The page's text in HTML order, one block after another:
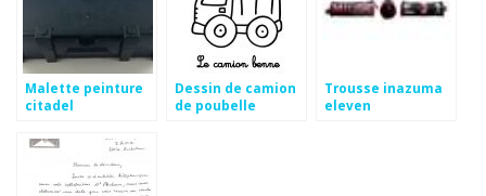
Malette peinture
citadel
Dessin de camion
de poubelle
Trousse inazuma
eleven